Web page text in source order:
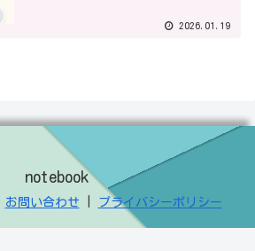
2026.01.19
notebook
お問い合わせ プライバシーポリシー